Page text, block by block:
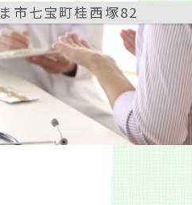
市七宝町桂西塚82